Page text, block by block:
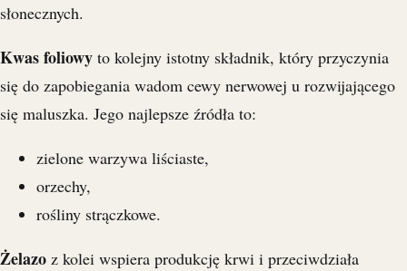
słonecznych.
Kwas foliowy to kolejny istotny składnik, który przyczynia
się do zapobiegania wadom cewy nerwowej u rozwijającego
się maluszka. Jego najlepsze źródła to:
zielone warzywa liściaste,
orzechy,
rośliny strączkowe.
Żelazo z kolei wspiera produkcję krwi i przeciwdziała